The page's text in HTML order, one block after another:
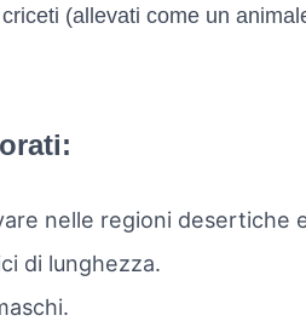
(allevati come un
nelle regioni desertiche
di lunghezza.